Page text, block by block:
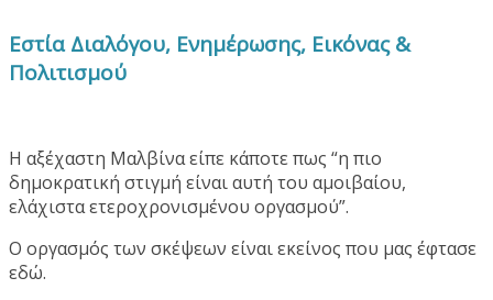
Εστία Διαλόγου, Ενημέρωσης, Εικόνας &
Πολιτισμού
Η αξέχαστη Μαλβίνα είπε κάποτε πως “η πιο
δημοκρατική στιγμή είναι αυτή του αμοιβαίου,
ελάχιστα ετεροχρονισμένου οργασμού”.
Ο οργασμός των σκέψεων είναι εκείνος που μας έφτασε
εδώ.